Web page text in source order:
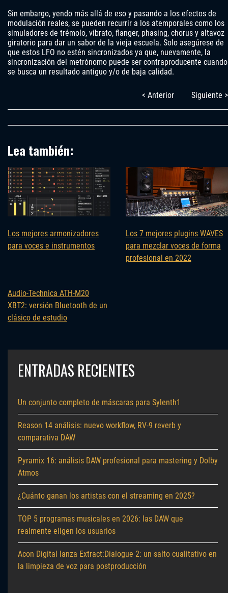
Sin embargo, yendo más allá de eso y pasando a los efectos de
modulación reales, se pueden recurrir a los atemporales como los
simuladores de trémolo, vibrato, flanger, phasing, chorus y altavoz
giratorio para dar un sabor de la vieja escuela. Solo asegúrese de
que estos LFO no estén sincronizados ya que, nuevamente, la
sincronización del metrónomo puede ser contraproducente cuando
se busca un resultado antiguo y/o de baja calidad.
< Anterior Siguiente >
Lea también:
Los mejores armonizadores
para voces e instrumentos
Los 7 mejores plugins WAVES
para mezclar voces de forma
profesional en 2022
Audio-Technica ATH-M20
XBT2: versión Bluetooth de un
clásico de estudio
ENTRADAS RECIENTES
Un conjunto completo de máscaras para Sylenth1
Reason 14 análisis: nuevo workflow, RV-9 reverb y
comparativa DAW
Pyramix 16: análisis DAW profesional para mastering y Dolby
Atmos
¿Cuánto ganan los artistas con el streaming en 2025?
TOP 5 programas musicales en 2026: las DAW que
realmente eligen los usuarios
Acon Digital lanza Extract:Dialogue 2: un salto cualitativo en
la limpieza de voz para postproducción